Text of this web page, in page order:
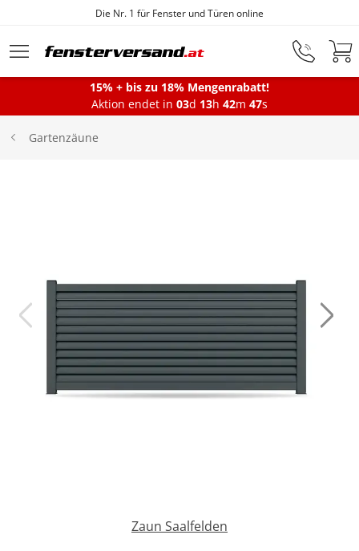
Zum Hauptinhalt springen
Die Nr. 1 für Fenster und Türen online
Fenster
Haustüren
Sonnenschutz
Zäune & Tore
15% + bis zu 18% Mengenrabatt!
Aktion endet in 03d 13h 42m 47s
Gartenzäune
Zaun Saalfelden